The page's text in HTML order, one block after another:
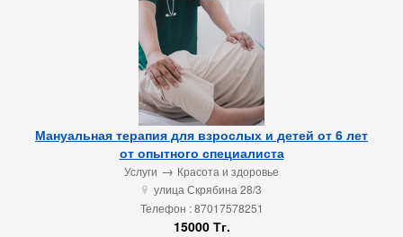
Мануальная терапия для взрослых и детей от 6 лет
от опытного специалиста
Услуги → Красота и здоровье
u улица Скрябина 28/3
Телефон : 87017578251
15000 Тг.